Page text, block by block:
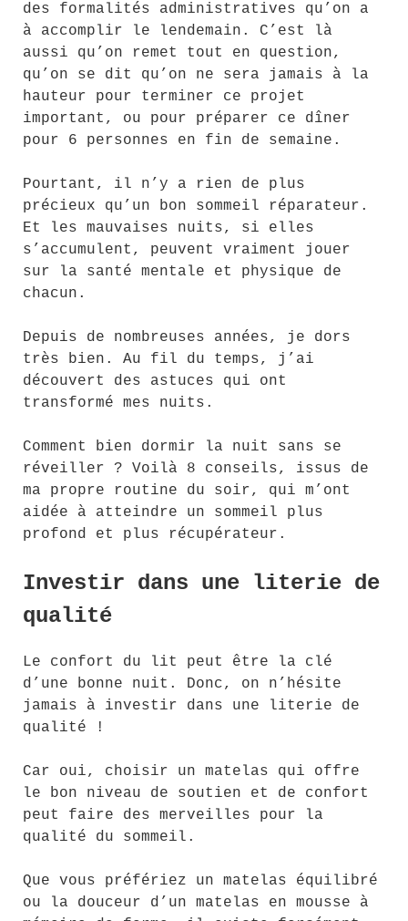
des formalités administratives qu’on a
à accomplir le lendemain. C’est là
aussi qu’on remet tout en question,
qu’on se dit qu’on ne sera jamais à la
hauteur pour terminer ce projet
important, ou pour préparer ce dîner
pour 6 personnes en fin de semaine.
Pourtant, il n’y a rien de plus
précieux qu’un bon sommeil réparateur.
Et les mauvaises nuits, si elles
s’accumulent, peuvent vraiment jouer
sur la santé mentale et physique de
chacun.
Depuis de nombreuses années, je dors
très bien. Au fil du temps, j’ai
découvert des astuces qui ont
transformé mes nuits.
Comment bien dormir la nuit sans se
réveiller ? Voilà 8 conseils, issus de
ma propre routine du soir, qui m’ont
aidée à atteindre un sommeil plus
profond et plus récupérateur.
Investir dans une literie de
qualité
Le confort du lit peut être la clé
d’une bonne nuit. Donc, on n’hésite
jamais à investir dans une literie de
qualité !
Car oui, choisir un matelas qui offre
le bon niveau de soutien et de confort
peut faire des merveilles pour la
qualité du sommeil.
Que vous préfériez un matelas équilibré
ou la douceur d’un matelas en mousse à